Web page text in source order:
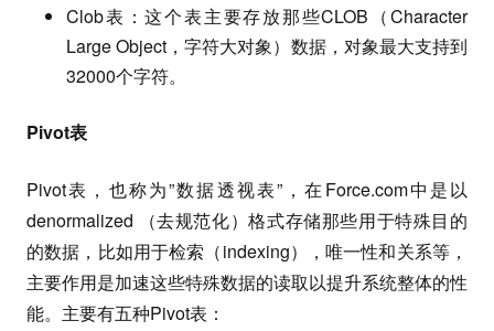
Clob表：这个表主要存放那些CLOB（Character
Large Object，字符大对象）数据，对象最大支持到
32000个字符。
Pivot表
Pivot表，也称为”数据透视表”，在Force.com中是以
denormalized （去规范化）格式存储那些用于特殊目的
的数据，比如用于检索（indexing），唯一性和关系等，
主要作用是加速这些特殊数据的读取以提升系统整体的性
能。主要有五种Pivot表：